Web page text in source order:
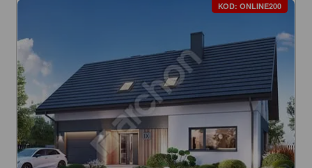
KOD: ONLINE200